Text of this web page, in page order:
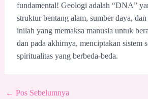
fundamental! Geologi adalah “DNA”
struktur bentang alam, sumber daya,
inilah yang memaksa manusia untuk
dan pada akhirnya, menciptakan sistem
spiritualitas yang berbeda-beda.
← Pos Sebelumnya